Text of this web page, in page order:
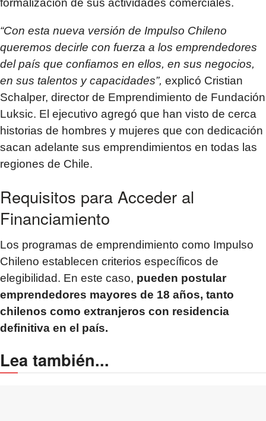
formalización de sus actividades comerciales.
“Con esta nueva versión de Impulso Chileno
queremos decirle con fuerza a los emprendedores
del país que confiamos en ellos, en sus negocios,
en sus talentos y capacidades”, explicó Cristian
Schalper, director de Emprendimiento de Fundación
Luksic. El ejecutivo agregó que han visto de cerca
historias de hombres y mujeres que con dedicación
sacan adelante sus emprendimientos en todas las
regiones de Chile.
Requisitos para Acceder al
Financiamiento
Los programas de emprendimiento como Impulso
Chileno establecen criterios específicos de
elegibilidad. En este caso, pueden postular
emprendedores mayores de 18 años, tanto
chilenos como extranjeros con residencia
definitiva en el país.
Lea también...